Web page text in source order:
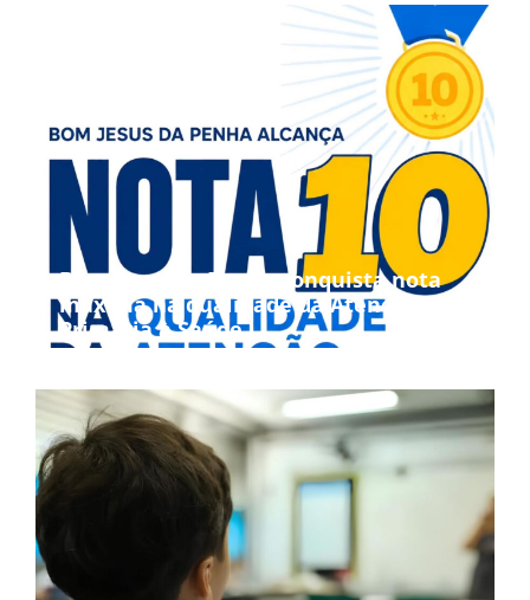
Bom Jesus da Penha conquista nota
máxima na qualidade da Atenção
Primária à Saúde